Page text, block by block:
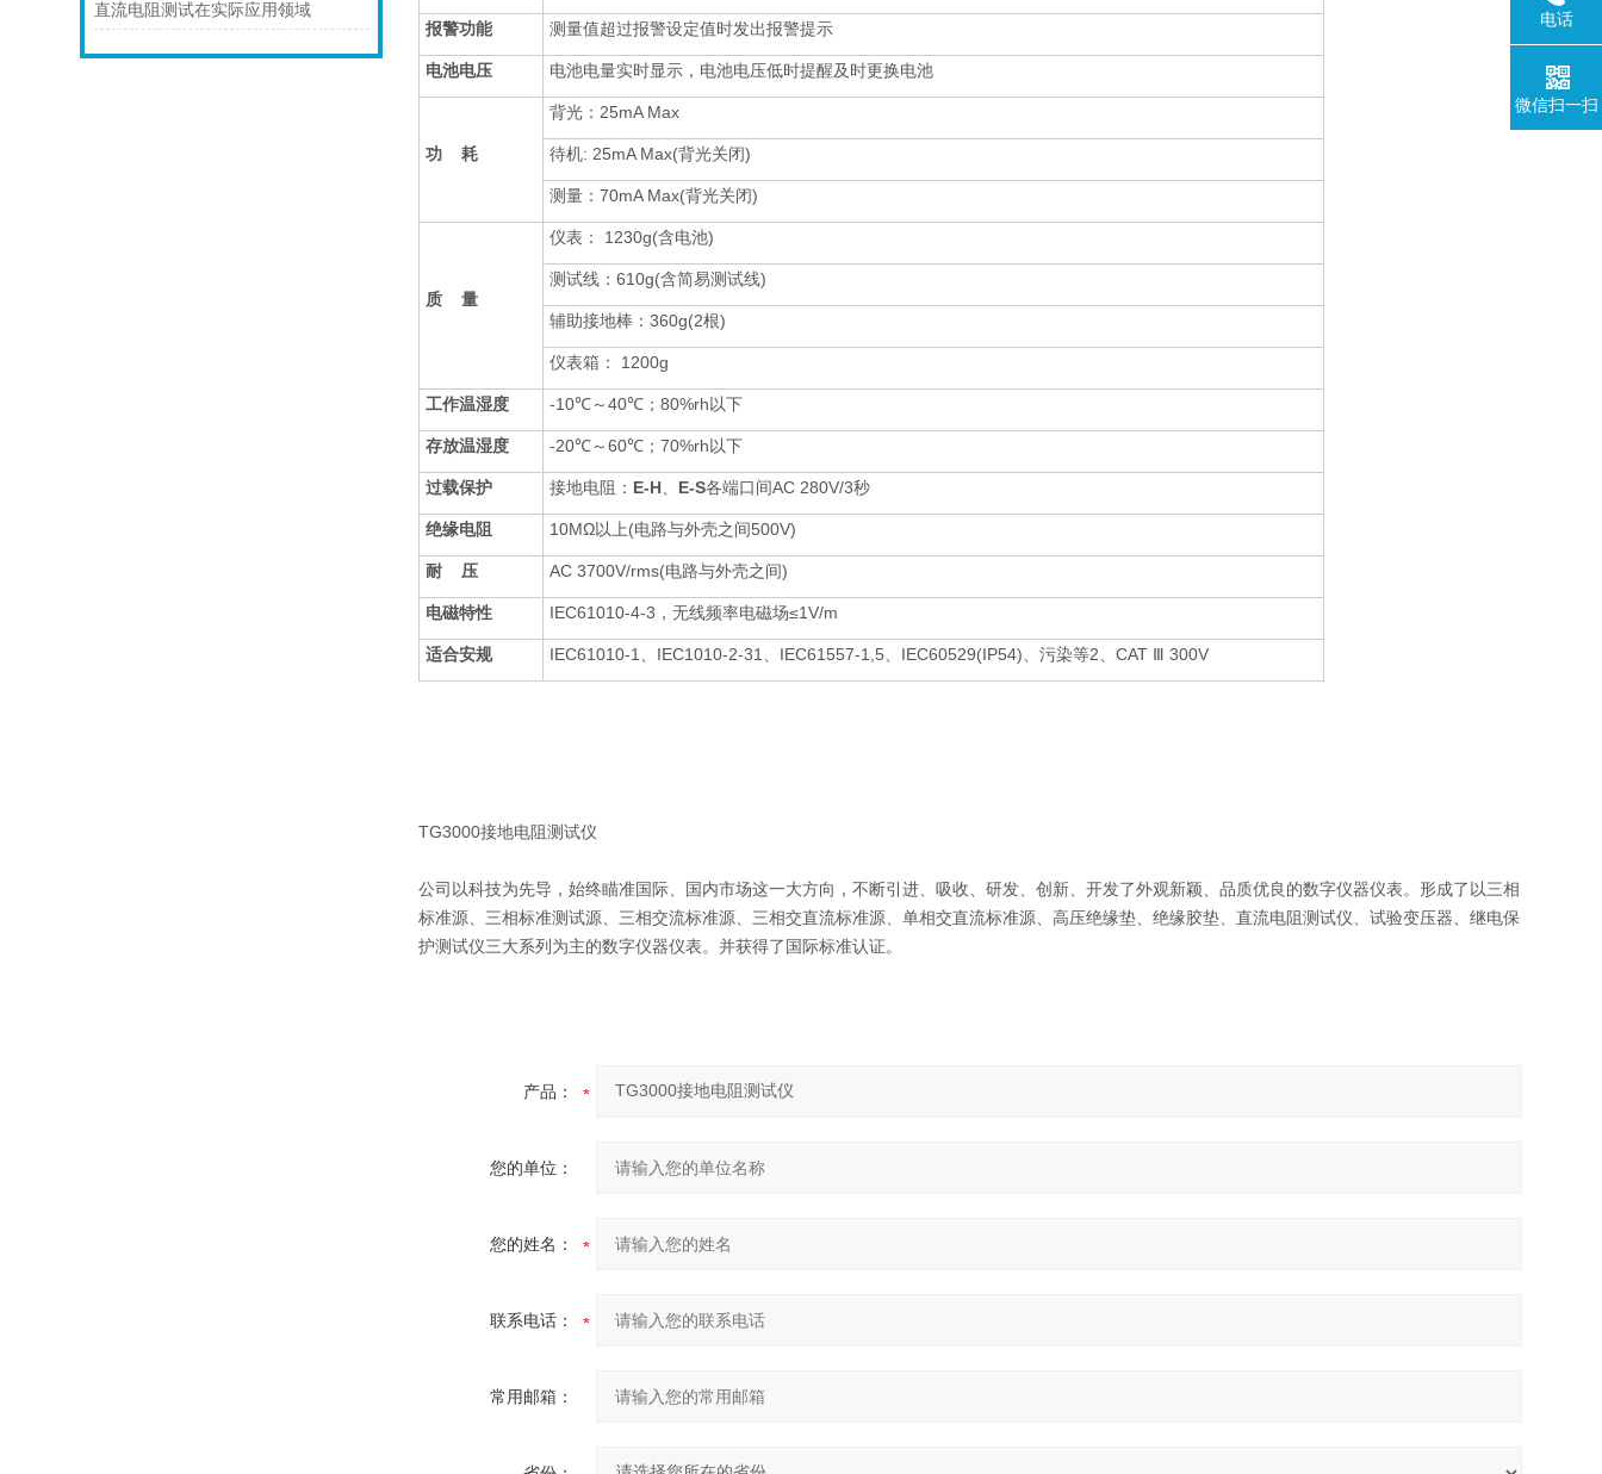
直流电阻测试在实际应用领域
报警功能 测量值超过报警设定值时发出报警提示
电池电压 电池电量实时显示，电池电压低时提醒及时更换电池
功 耗
背光：25mA Max
待机: 25mA Max(背光关闭)
测量：70mA Max(背光关闭)
质 量
仪表： 1230g(含电池)
测试线：610g(含简易测试线)
辅助接地棒：360g(2根)
仪表箱： 1200g
工作温湿度 -10℃～40℃；80%rh以下
存放温湿度 -20℃～60℃；70%rh以下
过载保护 接地电阻： E-H E-S各端口间AC 280V/3秒
绝缘电阻 10MΩ以上(电路与外壳之间500V)
耐 压 AC 3700V/rms(电路与外壳之间)
电磁特性 IEC61010-4-3，无线频率电磁场≤1V/m
适合安规 IEC61010-1、IEC1010-2-31、IEC61557-1,5、IEC60529(IP54)、污染等2、CAT Ⅲ 300V
TG3000接地电阻测试仪
公司以科技为先导，始终瞄准国际、国内市场这一大方向，不断引进、吸收、研发、创新、开发了外观新颖、品质优良的数字仪器仪表。形成了以三相
标准源、三相标准测试源、三相交流标准源、三相交直流标准源、单相交直流标准源、高压绝缘垫、绝缘胶垫、直流电阻测试仪、试验变压器、继电保
护测试仪三大系列为主的数字仪器仪表。并获得了国际标准认证。
产品：
您的单位：
您的姓名：
联系电话：
常用邮箱：
电话
微信扫一扫